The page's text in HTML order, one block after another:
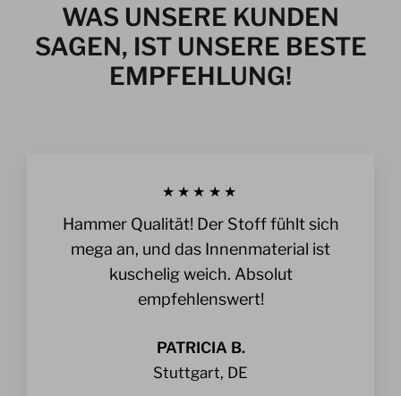
WAS UNSERE KUNDEN
SAGEN, IST UNSERE BESTE
EMPFEHLUNG!
★★★★★
Hammer Qualität! Der Stoff fühlt sich
mega an, und das Innenmaterial ist
kuschelig weich. Absolut
empfehlenswert!
PATRICIA B.
Stuttgart, DE